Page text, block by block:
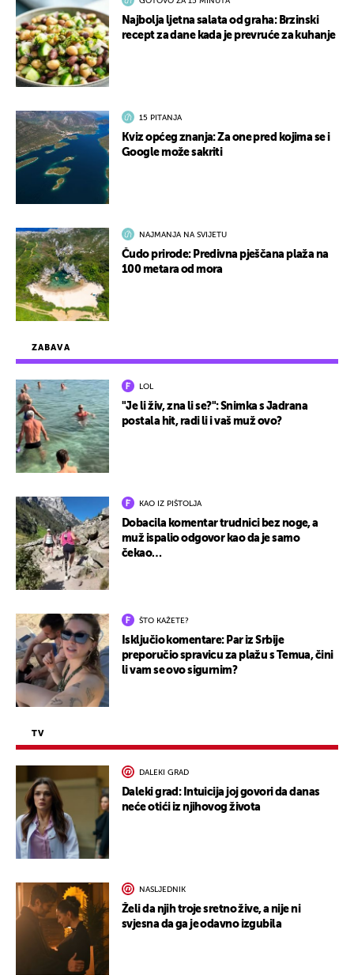
ZABAVA
LOL
"Je li živ, zna li se?": Snimka s Jadrana
postala hit, radi li i vaš muž ovo?
KAO IZ PIŠTOLJA
Dobacila komentar trudnici bez noge, a
muž ispalio odgovor kao da je samo
čekao…
ŠTO KAŽETE?
Isključio komentare: Par iz Srbije
preporučio spravicu za plažu s Temua, čini
li vam se ovo sigurnim?
TV
DALEKI GRAD
Daleki grad: Intuicija joj govori da danas
neće otići iz njihovog života
NASLJEDNIK
Želi da njih troje sretno žive, a nije ni
svjesna da ga je odavno izgubila
Najbolja ljetna salata od graha: Brzinski
recept za dane kada je prevruće za kuhanje
15 PITANJA
Kviz općeg znanja: Za one pred kojima se i
Google može sakriti
NAJMANJA NA SVIJETU
Čudo prirode: Predivna pješčana plaža na
100 metara od mora